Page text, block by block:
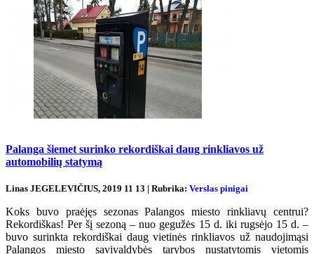
Palanga šiemet surinko rekordiškai daug rinkliavos už
automobilių statymą
Linas JEGELEVIČIUS, 2019 11 13 | Rubrika: Verslas pinigai
Koks buvo praėjęs sezonas Palangos miesto rinkliavų centrui?
Rekordiškas! Per šį sezoną – nuo gegužės 15 d. iki rugsėjo 15 d. –
buvo surinkta rekordiškai daug vietinės rinkliavos už naudojimąsi
Palangos miesto savivaldybės tarybos nustatytomis vietomis